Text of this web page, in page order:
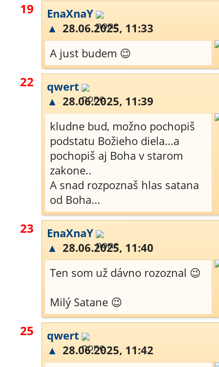
19
EnaXnaY
▲ 28.06.2025, 11:33
A just budem 😉
22
qwert
▲ 28.06.2025, 11:39
kludne bud, možno pochopiš
podstatu Božieho diela...a
pochopiš aj Boha v starom
zakone..
A snad rozpoznaš hlas satana
od Boha...
23
EnaXnaY
▲ 28.06.2025, 11:40
Ten som už dávno rozoznal 😉
Milý Satane 😉
25
qwert
▲ 28.06.2025, 11:42